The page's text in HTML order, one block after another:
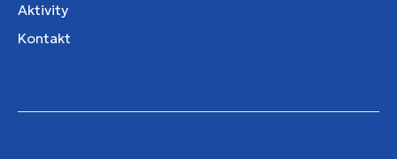
Aktivity
Kontakt